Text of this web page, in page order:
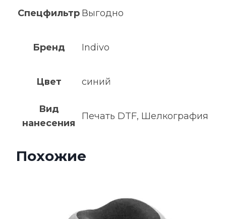
Спецфильтр Выгодно
Бренд Indivo
Цвет синий
Вид
нанесения
Печать DTF, Шелкография
Похожие